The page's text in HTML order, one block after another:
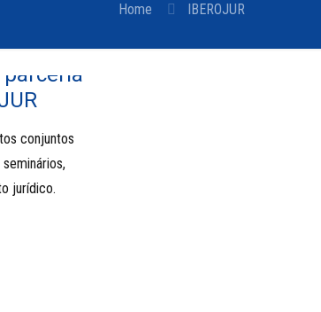
Home IBEROJUR
parceria
conjuntos
jurídico.